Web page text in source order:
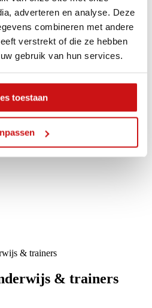
adverteren en analyse. Deze
combineren met andere
verstrekt of die ze hebben
gebruik van hun services.
toestaan
& trainers
& trainers